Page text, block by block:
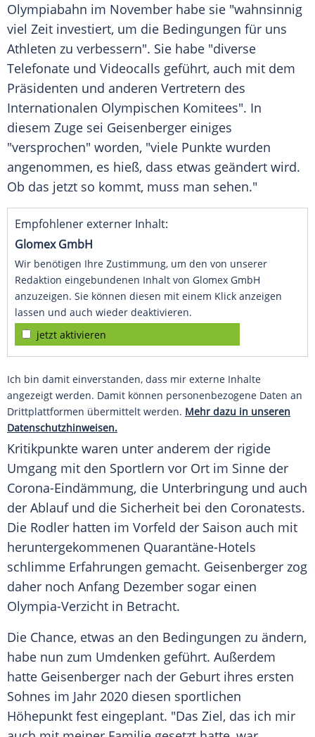
Olympiabahn im November habe sie "wahnsinnig
viel Zeit investiert, um die Bedingungen für uns
Athleten zu verbessern". Sie habe "diverse
Telefonate und Videocalls geführt, auch mit dem
Präsidenten und anderen Vertretern des
Internationalen Olympischen Komitees". In
diesem Zuge sei Geisenberger einiges
"versprochen" worden, "viele Punkte wurden
angenommen, es hieß, dass etwas geändert wird.
Ob das jetzt so kommt, muss man sehen."
Empfohlener externer Inhalt:
Glomex GmbH
Wir benötigen Ihre Zustimmung, um den von unserer
Redaktion eingebundenen Inhalt von Glomex GmbH
anzuzeigen. Sie können diesen mit einem Klick anzeigen
lassen und auch wieder deaktivieren.
jetzt aktivieren
Ich bin damit einverstanden, dass mir externe Inhalte
angezeigt werden. Damit können personenbezogene Daten an
Drittplattformen übermittelt werden. Mehr dazu in unseren
Datenschutzhinweisen.
Kritikpunkte waren unter anderem der rigide
Umgang mit den Sportlern vor Ort im Sinne der
Corona-Eindämmung, die Unterbringung und auch
der Ablaufund die Sicherheit bei den Coronatests.
Die Rodler hatten im Vorfeld der Saison auch mit
heruntergekommenen Quarantäne-Hotels
schlimme Erfahrungen gemacht. Geisenberger zog
daher noch Anfang Dezember sogar einen
Olympia-Verzicht in Betracht.
Die Chance, etwas an den Bedingungen zu ändern,
habe nun zum Umdenken geführt. Außerdem
hatte Geisenberger nach der Geburt ihres ersten
Sohnes im Jahr 2020 diesen sportlichen
Höhepunkt fest eingeplant. "Das Ziel, das ich mir